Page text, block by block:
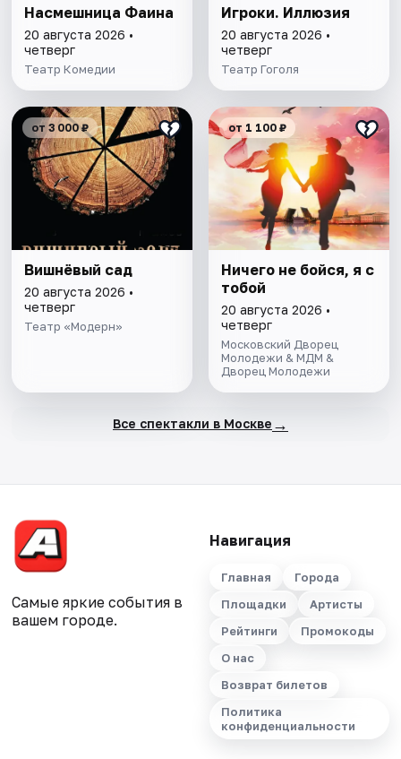
Насмешница Фаина
20 августа 2026 •
четверг
Театр Комедии
Игроки. Иллюзия
20 августа 2026 •
четверг
Театр Гоголя
от 3 000 ₽
Вишнёвый сад
20 августа 2026 •
четверг
Театр «Модерн»
от 1 100 ₽
Ничего не бойся, я с
тобой
20 августа 2026 •
четверг
Московский Дворец
Молодежи & МДМ &
Дворец Молодежи
Все спектакли в Москве →
Самые яркие события в
вашем городе.
Навигация
Главная
Города
Площадки
Артисты
Рейтинги
Промокоды
О нас
Возврат билетов
Политика
конфиденциальности